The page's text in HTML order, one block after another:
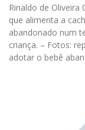
Rinaldo de Oliveira
que alimenta a
abandonado num
criança. – Fotos:
adotar o bebê